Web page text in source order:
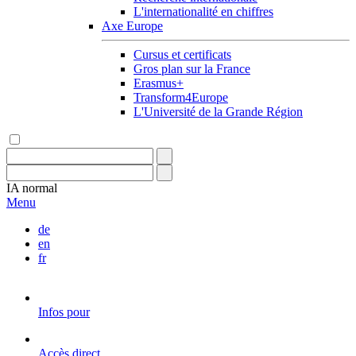
L'internationalité en chiffres
Axe Europe
Cursus et certificats
Gros plan sur la France
Erasmus+
Transform4Europe
L'Université de la Grande Région
IA normal
Menu
de
en
fr
Infos pour
Accès direct